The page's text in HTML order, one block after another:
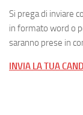
Si prega di inviare
in formato word o
saranno prese in
INVIA LA TUA